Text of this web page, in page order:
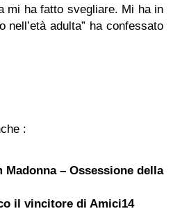
mi ha fatto svegliare. Mi ha in
nell’età adulta” ha confessato
:
Madonna – Ossessione della
il vincitore di Amici14